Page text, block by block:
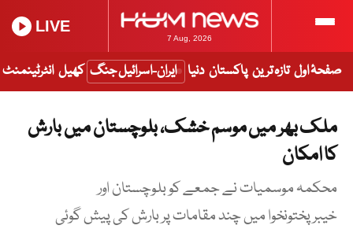
7 Aug, 2026
LIVE
صفحۂ اول تازہ ترین پاکستان دنیا ایران-اسرائیل جنگ کھیل انٹرٹینمنٹ
ملک بھر میں موسم خشک، بلوچستان میں بارش
کا امکان
محکمہ موسمیات نے جمعے کو بلوچستان اور
خیبرپختونخوا میں چند مقامات پر بارش کی پیش گوئی